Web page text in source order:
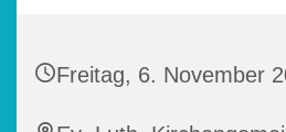
Freitag, 6. November